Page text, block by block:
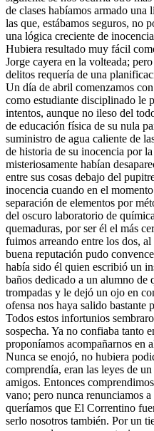
de clases habíamos armado una
las que, estábamos seguros, no
una lógica creciente de
Hubiera resultado muy fácil
Jorge cayera en la volteada;
delitos requería de una
Un día de abril comenzamos
como estudiante disciplinado le
intentos, aunque no ileso del
de educación física de su nula
suministro de agua caliente de
de historia de su inocencia por
misteriosamente habían
entre sus cosas debajo del
inocencia cuando en el
separación de elementos por
del oscuro laboratorio de
quemaduras, por ser él el más
fuimos arreando entre los dos,
buena reputación pudo
había sido él quien escribió un
baños dedicado a un alumno de
trompadas y le dejó un ojo en
ofensa nos haya salido bastante
Todos estos infortunios
sospecha. Ya no confiaba tanto
proponíamos acompañarnos en
Nunca se enojó, no hubiera
comprendía, eran las leyes de
amigos. Entonces
vano; pero nunca renunciamos
queríamos que El Correntino
serlo nosotros también. Por un